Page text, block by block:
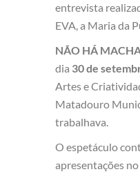
entrevista
EVA, a Maria da
NÃO HÁ
dia 30 de
Artes e
Matadouro
trabalhava.
O espetáculo
apresentações